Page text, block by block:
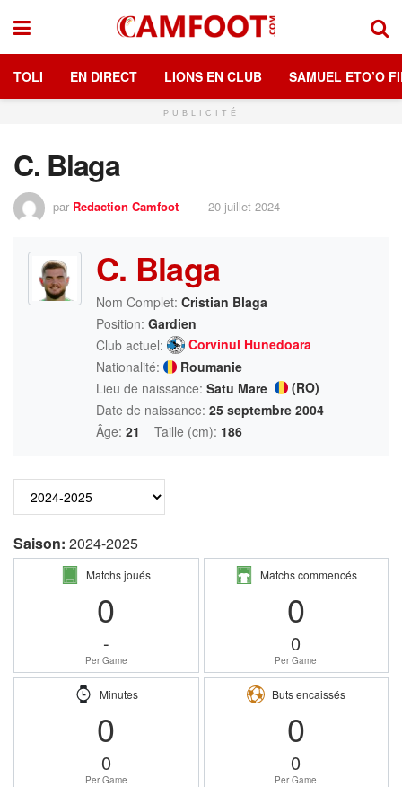
TOLI EN DIRECT LIONS EN CLUB SAMUEL ETO’O
PUBLICITÉ
C. Blaga
par Redaction Camfoot 20 juillet 2024
C. Blaga
Nom Complet: Cristian Blaga
Position: Gardien
Club actuel:
Corvinul Hunedoara
Nationalité:
Roumanie
Lieu de naissance: Satu Mare
(RO)
Date de naissance: 25 septembre 2004
Âge: 21 Taille (cm): 186
Saison: 2024-2025
Matchs joués
0
-
Per Game
Matchs commencés
0
0
Per Game
Minutes
0
0
Per Game
Buts encaissés
0
0
Per Game